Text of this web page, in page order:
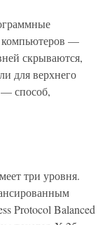
компьютеров —
скрываются,
для верхнего
способ,
три уровня.
Protocol Balanced